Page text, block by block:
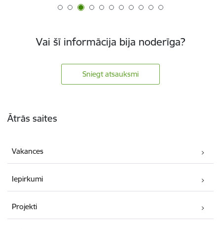
Vai šī informācija bija noderīga?
Sniegt atsauksmi
Ātrās saites
Vakances
Iepirkumi
Projekti